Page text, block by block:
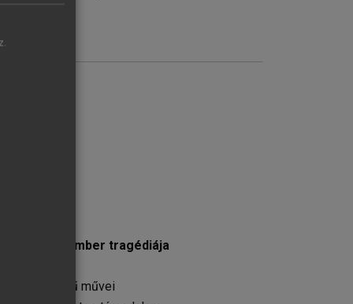
Imre: Az ember tragédiája
című művei